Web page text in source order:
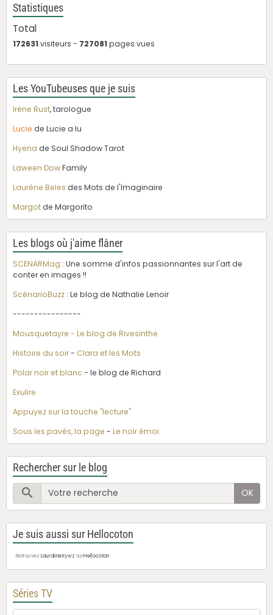
Statistiques
Total
172631visiteurs - 727081pages vues
Les YouTubeuses que je suis
Irène Rust, tarologue
Lucie de Lucie a lu
Hyena de Soul Shadow Tarot
Laween DowFamily
Laurène Beles des Mots de l'Imaginaire
Margotde Margorito
Les blogs où j'aime flâner
SCENARMag : Une somme d'infos passionnantes sur l'art de
conter en images !!
ScénarioBuzz : Le blog de Nathalie Lenoir
----------------
Mousquetayre - Le blog de Rivesinthe
Histoire du soir- Clara et les Mots
Polar noir et blanc - le blog de Richard
Exulire
Appuyez sur la touche "lecture"
Sous les pavés, la page - Le noir émoi
Rechercher sur le blog
OK
Je suis aussi sur Hellocoton
Retrouvez LauralineXywz surHellocoton
Séries TV